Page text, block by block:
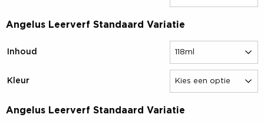
Angelus Leerverf Standaard Variatie
Inhoud
Kleur
Angelus Leerverf Standaard Variatie